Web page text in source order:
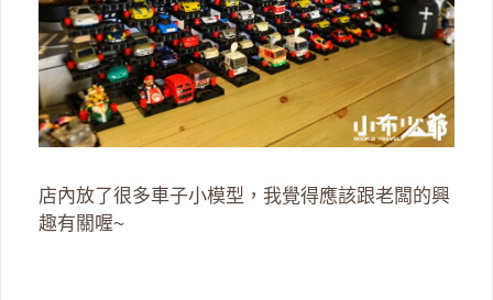
店內放了很多車子小模型，我覺得應該跟老闆的興
趣有關喔~